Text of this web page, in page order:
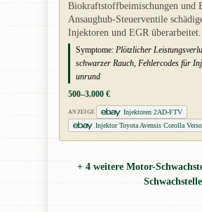
Biokraftstoffbeimischungen und
Ansaughub-Steuerventile
Injektoren und EGR überarbeitet.
Symptome: Plötzlicher
schwarzer Rauch, Fehlercodes für
unrund
500–3.000 €
ANZEIGE
Injektoren 2AD-FTV
Injektor Toyota Avensis Corolla
+ 4 weitere Motor-